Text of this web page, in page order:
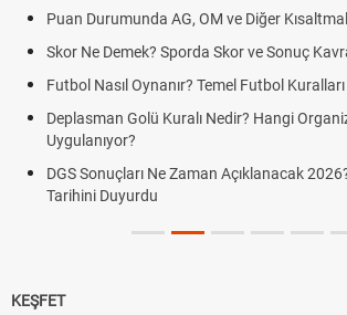
Puan Durumunda AG, OM ve Diğer
Skor Ne Demek? Sporda Skor ve Sonuç
Futbol Nasıl Oynanır? Temel Futbol Kuralları
Deplasman Golü Kuralı Nedir? Hangi
Uygulanıyor?
DGS Sonuçları Ne Zaman Açıklanacak
Tarihini Duyurdu
KEŞFET